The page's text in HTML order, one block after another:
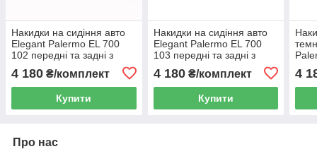
Накидки на сидіння авто
Elegant Palermo EL 700
102 передні та задні з
4 180 ₴/комплект
Купити
Накидки на сидіння авто
Elegant Palermo EL 700
103 передні та задні з
4 180₴/комплект
Купити
4
Про нас